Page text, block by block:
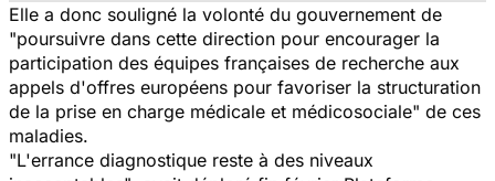
Elle a donc souligné la volonté du gouvernement de
"poursuivre dans cette direction pour encourager la
participation des équipes françaises de recherche aux
appels d'offres européens pour favoriser la structuration
de la prise en charge médicale et médicosociale" de ces
maladies.
"L'errance diagnostique reste à des niveaux